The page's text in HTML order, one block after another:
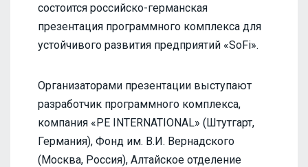
состоится российско-германская
презентация программного комплекса для
устойчивого развития предприятий «SoFi».
Организаторами презентации выступают
разработчик программного комплекса,
компания «PE INTERNATIONAL» (Штутгарт,
Германия), Фонд им. В.И. Вернадского
(Москва, Россия), Алтайское отделение